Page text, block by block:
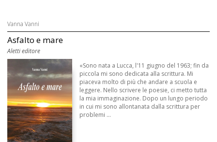
Vanna Vanni
Asfalto e mare
Aletti editore
«Sono nata a Lucca, l'11 giugno del 1963; fin da
piccola mi sono dedicata alla scrittura. Mi
piaceva molto di più che andare a scuola e
leggere. Nello scrivere le poesie, ci metto tutta
la mia immaginazione. Dopo un lungo periodo
in cui mi sono allontanata dalla scrittura per
problemi ...